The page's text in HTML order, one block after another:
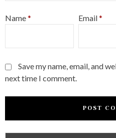
Name* Email*
Save my name, email, and
next time I comment.